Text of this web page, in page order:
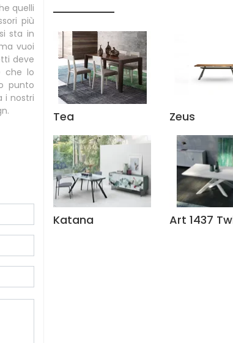
quelli
più
sta in
vuoi
deve
che lo
punto
i nostri
Tea Zeus
Katana Art 1437